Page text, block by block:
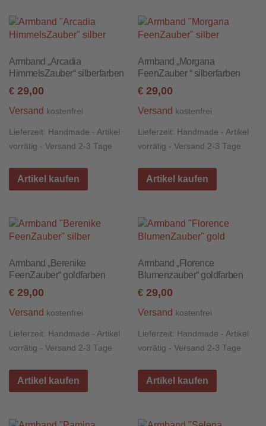
Armband „Arcadia
HimmelsZauber“ silberfarben
€ 29,00
Versand kostenfrei
Lieferzeit: Handmade - Artikel
vorrätig - Versand 2-3 Tage
Artikel kaufen
Armband „Morgana
FeenZauber “ silberfarben
€ 29,00
Versand kostenfrei
Lieferzeit: Handmade - Artikel
vorrätig - Versand 2-3 Tage
Artikel kaufen
Armband „Berenike
FeenZauber“ goldfarben
€ 29,00
Versand kostenfrei
Lieferzeit: Handmade - Artikel
vorrätig - Versand 2-3 Tage
Artikel kaufen
Armband „Florence
Blumenzauber“ goldfarben
€ 29,00
Versand kostenfrei
Lieferzeit: Handmade - Artikel
vorrätig - Versand 2-3 Tage
Artikel kaufen